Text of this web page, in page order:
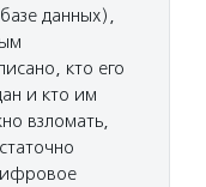
данных),
кто его
и кто им
взломать,